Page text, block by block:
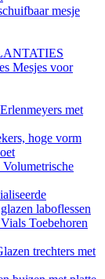
mesje
Mesjes voor
Erlenmeyers met
hoge vorm
Volumetrische
laboflessen
Vials Toebehoren
trechters met